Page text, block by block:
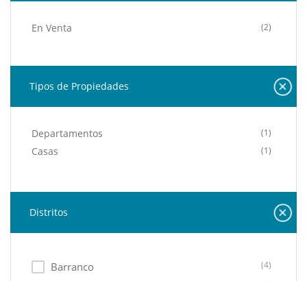
En Venta (2)
Tipos de Propiedades
Departamentos (1)
Casas (1)
Distritos
Barranco (4)